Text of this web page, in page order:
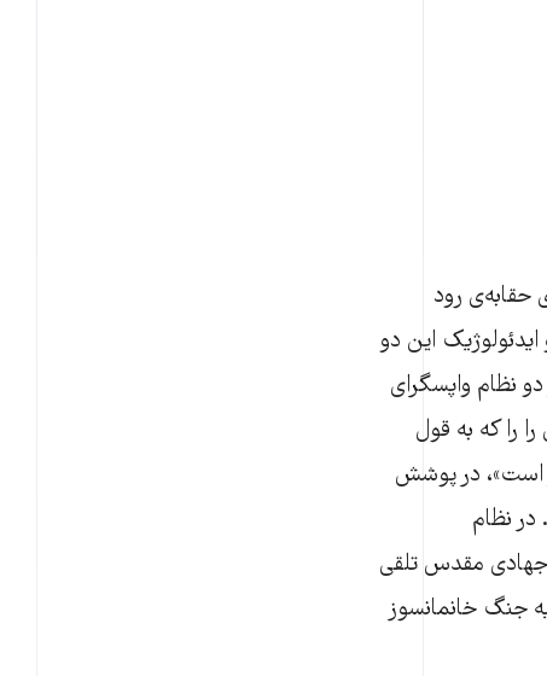
حقابه‌ی رود
این دو
نظام واپسگرای
را که به قول
است»، در پوشش
در نظام‌
جهادی مقدس تلقی
جنگ خانمانسوز